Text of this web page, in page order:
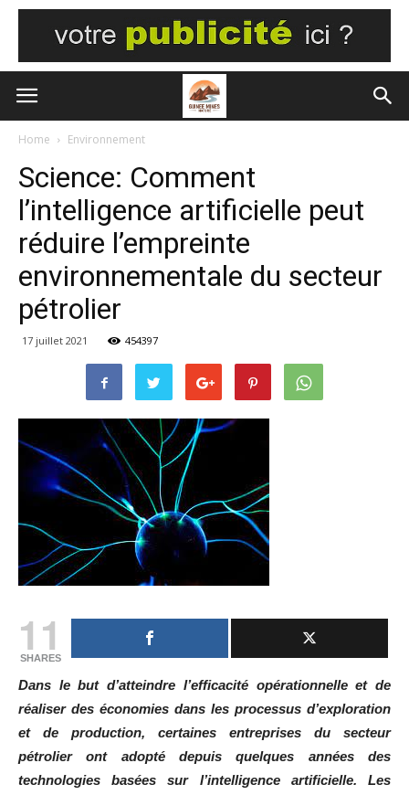
Home Environnement
Science: Comment
l’intelligence artificielle peut
réduire l’empreinte
environnementale du secteur
pétrolier
17 juillet 2021 454397
11
SHARES
Dans le but d’atteindre l’efficacité opérationnelle et de
réaliser des économies dans les processus d’exploration
et de production, certaines entreprises du secteur
pétrolier ont adopté depuis quelques années des
technologies basées sur l’intelligence artificielle. Les